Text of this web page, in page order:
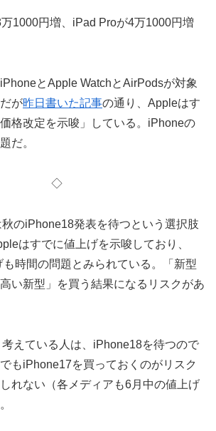
1000円増、iPad Proが4万1000円増
とApple WatchとAirPodsが対象
が昨日書いた記事の通り、Appleはす
格改定を示唆」している。iPhoneの
だ。
◇
のiPhone18発表を待つという選択肢
はすでに値上げを示唆しており、
時間の問題とみられている。「新型
い新型」を買う結果になるリスクがあ
えている人は、iPhone18を待つので
もiPhone17を買っておくのがリスク
れない（各メディアも6月中の値上げ